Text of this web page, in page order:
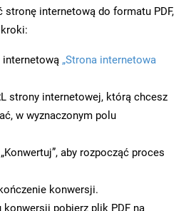
stronę internetową do formatu PDF,
internetową „Strona internetowa
strony internetowej, którą chcesz
w wyznaczonym polu
aby rozpocząć proces
konwersji.
konwersji pobierz plik PDF na